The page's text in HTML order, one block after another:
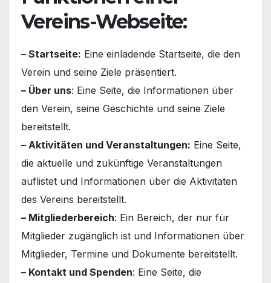
Vereins-Webseite:
– Startseite: Eine einladende Startseite, die den
Verein und seine Ziele präsentiert.
– Über uns: Eine Seite, die Informationen über
den Verein, seine Geschichte und seine Ziele
bereitstellt.
– Aktivitäten und Veranstaltungen: Eine Seite,
die aktuelle und zukünftige Veranstaltungen
auflistet und Informationen über die Aktivitäten
des Vereins bereitstellt.
– Mitgliederbereich: Ein Bereich, der nur für
Mitglieder zugänglich ist und Informationen über
Mitglieder, Termine und Dokumente bereitstellt.
– Kontakt und Spenden: Eine Seite, die